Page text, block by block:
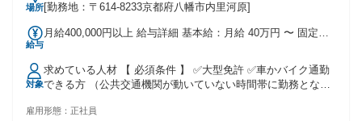
場所OK！
[勤務地：〒614-8233京都府八幡市内里河原]
給与
月給400,000円以上 給与詳細 基本給：月給 40万円 〜 固定残
勤・家族手当金額：なし 全員に一律で支払われるその他手当
金額：なし 前職の経験や年齢を考慮して、給与を決定しま
す。 ・交通費規定支給（1万8000円/月） ・昇給あり（年1
回） ・賞与あり（年2回） ・家族手当（配偶者：5000円/月、
対象
求めている人材 【 必須条件 】 ✅大型免許 ✅車かバイク通勤
できる方 （公共交通機関が動いていない時間帯に勤務となる
送経験者 ・長距離、中距離配送経験者 ・物流、運送業界経験
雇用形態： 正社員